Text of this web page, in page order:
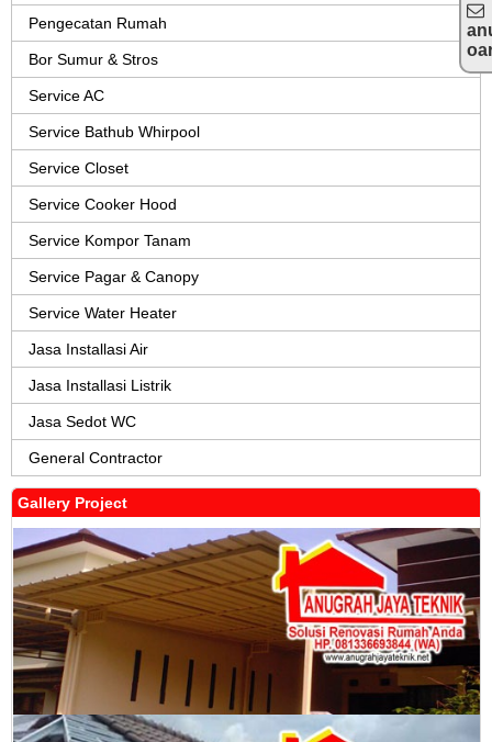
Pengecatan Rumah
Bor Sumur & Stros
Service AC
Service Bathub Whirpool
Service Closet
Service Cooker Hood
Service Kompor Tanam
Service Pagar & Canopy
Service Water Heater
Jasa Installasi Air
Jasa Installasi Listrik
Jasa Sedot WC
General Contractor
Gallery Project